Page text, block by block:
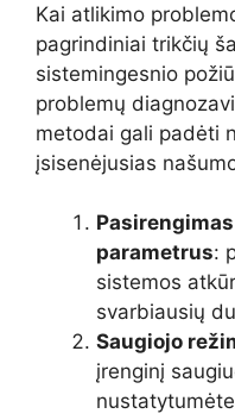
Kai atlikimo
pagrindiniai trikčių
sistemingesnio
problemų
metodai gali padėti
įsisenėjusias
parametrus:
sistemos
svarbiausių
Saugiojo
įrenginį